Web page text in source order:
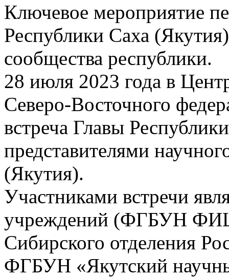
Ключевое мероприятие
Республики Саха
сообщества республики.
28 июля 2023 года в
Северо-Восточного
встреча Главы
представителями
(Якутия).
Участниками встречи
учреждений (ФГБУН ФИЦ
Сибирского отделения
ФГБУН «Якутский